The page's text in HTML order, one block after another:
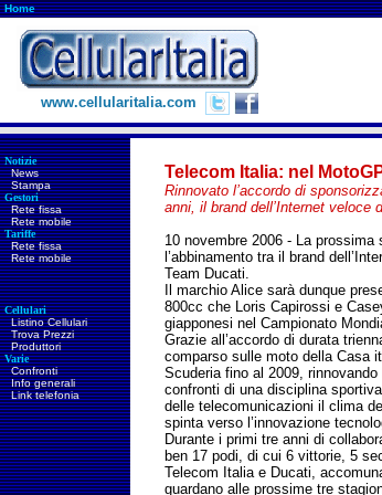
Home
www.cellularitalia.com
Notizie
News
Stampa
Gestori
Rete fissa
Rete mobile
Tariffe
Rete fissa
Rete mobile
Cellulari
Listino Cellulari
Trova Prezzi
Produttori
Varie
Confronti
Info generali
Link telefonia
Telecom Italia: nel
Rinnovato l’accordo di
anni, il brand dell’Internet veloce
10 novembre 2006 - La prossima
l’abbinamento tra il brand
Team Ducati.
Il marchio Alice sarà dunque
800cc che Loris Capirossi e
giapponesi nel Campionato
Grazie all’accordo di durata
comparso sulle moto della Casa
Scuderia fino al 2009,
confronti di una disciplina
delle telecomunicazioni il clima
spinta verso l’innovazione
Durante i primi tre anni di
ben 17 podi, di cui 6 vittorie, 5
Telecom Italia e Ducati,
guardano alle prossime tre